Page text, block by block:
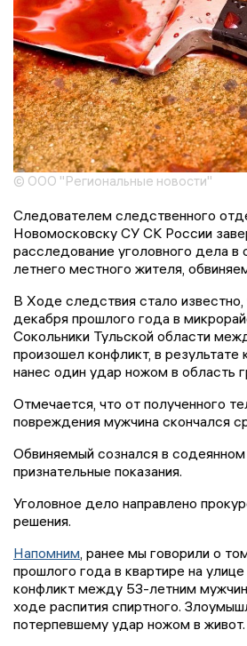
© ООО "Региональные новости"
Следователем следственного
Новомосковску СУ СК России
расследование уголовного дела в
летнего местного жителя,
В Ходе следствия стало известно,
декабря прошлого года в
Сокольники Тульской области
произошел конфликт, в результате
нанес один удар ножом в область
Отмечается, что от полученного
повреждения мужчина скончался
Обвиняемый сознался в
признательные показания.
Уголовное дело направлено
решения.
Напомним, ранее мы говорили о
прошлого года в квартире на
конфликт между 53-летним
ходе распития спиртного.
потерпевшему удар ножом в живот.